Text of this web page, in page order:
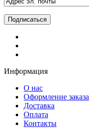
Информация
О нас
Оформление заказа
Доставка
Оплата
Контакты